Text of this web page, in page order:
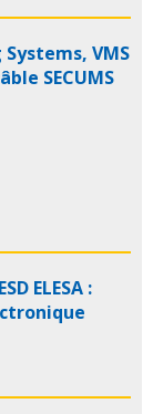
VMS
SECUMS
ELESA :